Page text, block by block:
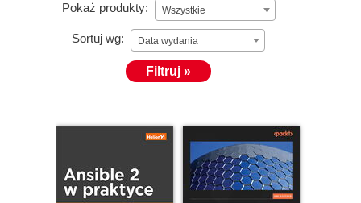
Pokaż produkty: Wszystkie
Sortuj wg: Data wydania
Filtruj »